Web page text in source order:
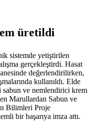
üretildi
sistemde yetiştirilen
gerçekleştirdi. Hasat
değerlendirilirken,
kullanıldı. Elde
ve nemlendirici krem
Marullardan Sabun ve
Bilimleri Proje
bir başarıya imza attı.